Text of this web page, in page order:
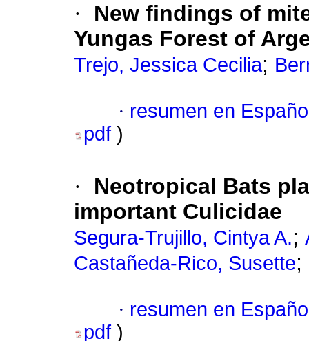
·
New findings of
Yungas Forest of
Trejo, Jessica Cecilia;
· resumen en
pdf )
·
Neotropical Bats
important Culicidae
Segura-Trujillo, Cintya A.;
Castañeda-Rico, Susette;
· resumen en
pdf )